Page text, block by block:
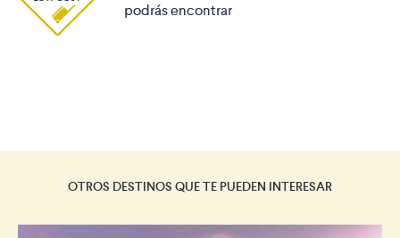
podrás encontrar
OTROS DESTINOS QUE TE PUEDEN INTERESAR